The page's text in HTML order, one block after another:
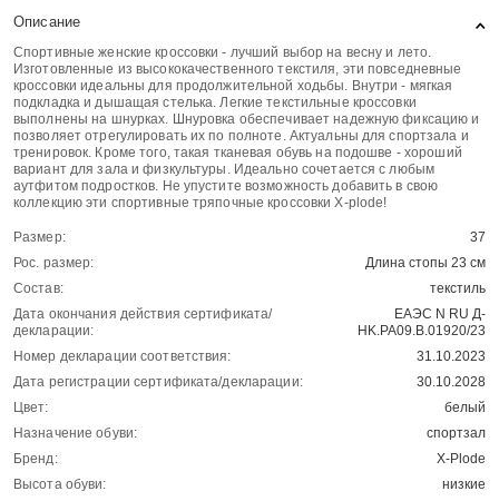
Описание
Спортивные женские кроссовки - лучший выбор на весну и лето.
Изготовленные из высококачественного текстиля, эти повседневные
кроссовки идеальны для продолжительной ходьбы. Внутри - мягкая
подкладка и дышащая стелька. Легкие текстильные кроссовки
выполнены на шнурках. Шнуровка обеспечивает надежную фиксацию и
позволяет отрегулировать их по полноте. Актуальны для спортзала и
тренировок. Кроме того, такая тканевая обувь на подошве - хороший
вариант для зала и физкультуры. Идеально сочетается с любым
аутфитом подростков. Не упустите возможность добавить в свою
коллекцию эти спортивные тряпочные кроссовки X-plode!
Размер:
37
Рос. размер:
Длина стопы 23 см
Состав:
текстиль
Дата окончания действия сертификата/
декларации:
ЕАЭС N RU Д-
HK.РА09.В.01920/23
Номер декларации соответствия:
31.10.2023
Дата регистрации сертификата/декларации:
30.10.2028
Цвет:
белый
Назначение обуви:
спортзал
Бренд:
X-Plode
Высота обуви:
низкие